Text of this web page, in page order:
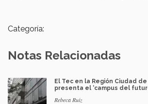
Categoría:
Notas Relacionadas
El Tec en la Región Ciudad de
presenta el ‘campus del
Rebeca Ruiz